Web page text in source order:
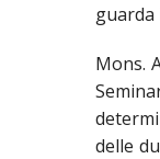
guarda
Mons.
delle